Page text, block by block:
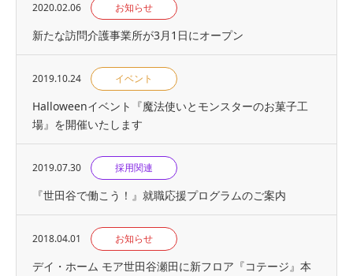
2020.02.06 お知らせ
新たな訪問介護事業所が3月1日にオープン
2019.10.24 イベント
Halloweenイベント『魔法使いとモンスターのお菓子工
場』を開催いたします
2019.07.30 採用関連
『世⽥⾕で働こう！』就職応援プログラムのご案内
2018.04.01 お知らせ
デイ・ホーム モア世田谷瀬田に新フロア『コテージ』本